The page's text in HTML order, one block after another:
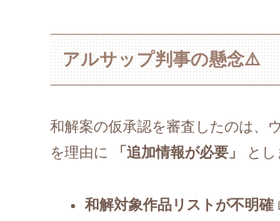
アルサップ判事の懸念⚠️
和解案の仮承認を審査したのは、
を理由に
「追加情報が必要」 とし
和解対象作品リストが不明確